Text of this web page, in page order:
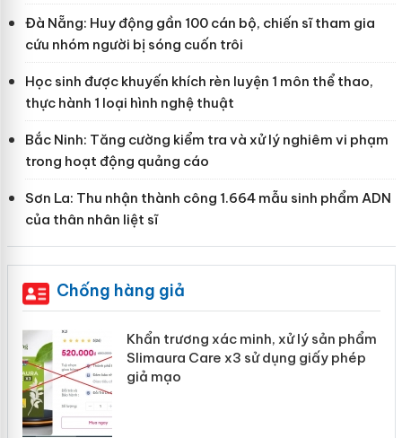
Đà Nẵng: Huy động gần 100 cán bộ, chiến sĩ tham gia
cứu nhóm người bị sóng cuốn trôi
Học sinh được khuyến khích rèn luyện 1 môn thể thao,
thực hành 1 loại hình nghệ thuật
Bắc Ninh: Tăng cường kiểm tra và xử lý nghiêm vi phạm
trong hoạt động quảng cáo
Sơn La: Thu nhận thành công 1.664 mẫu sinh phẩm ADN
của thân nhân liệt sĩ
Chống hàng giả
Khẩn trương xác minh, xử lý sản phẩm
Slimaura Care x3 sử dụng giấy phép
giả mạo